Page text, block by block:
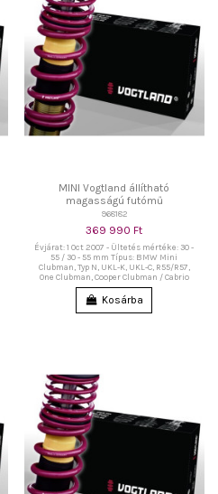
MINI Vogtland állítható
magasságú futómű
968182
369 990 Ft
Évjárat: 1 Oct 2007 - Ültetés mértéke: 30 -
55 / 30 - 55 mm Típus: BMW Mini
Clubman, Typ N, UKL-K, UKL-C, R55/R57,
One Clubman, Cooper Clubman / Cabrio
Kosárba